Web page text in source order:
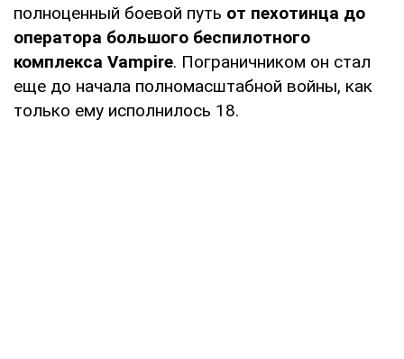
полноценный боевой путь от пехотинца до
оператора большого беспилотного
комплекса Vampire. Пограничником он стал
еще до начала полномасштабной войны, как
только ему исполнилось 18.